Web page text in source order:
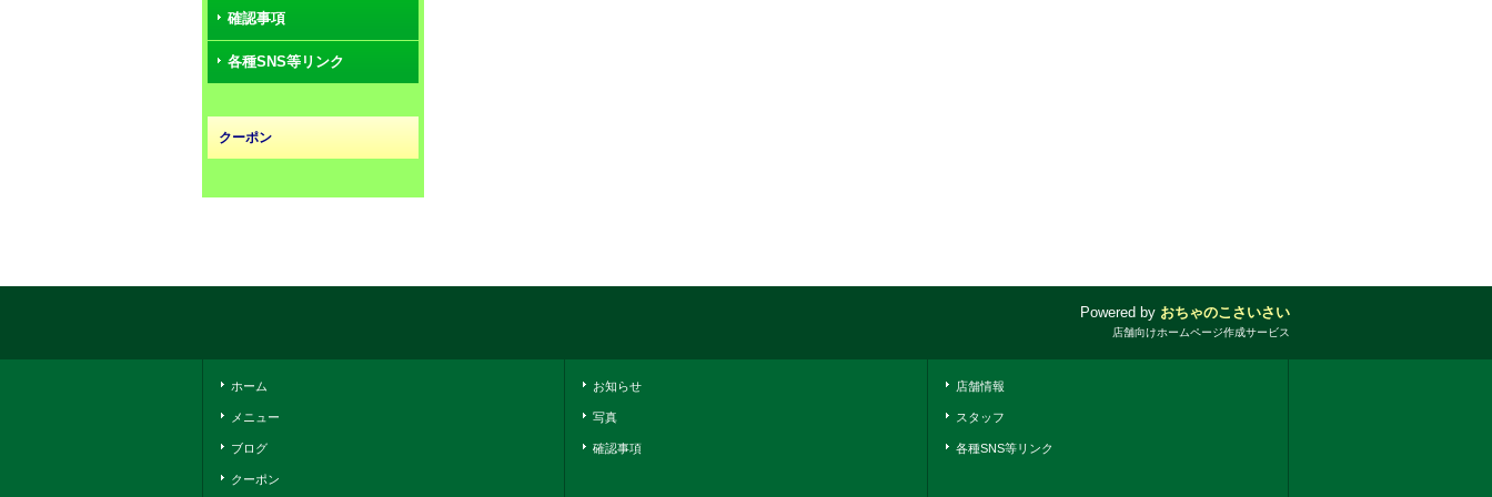
確認事項
各種SNS等リンク
クーポン
Powered by おちゃのこさいさい
店舗向けホームページ作成サービス
ホーム
メニュー
ブログ
クーポン
お知らせ
写真
確認事項
店舗情報
スタッフ
各種SNS等リンク